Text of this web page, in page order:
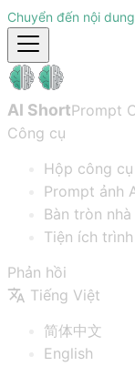
Chuyển đến nội
AI ShortPrompt
Công cụ
Hộp công cụ
Prompt ảnh
Bàn tròn
Tiện ích
Phản hồi
Tiếng Việt
简体中文
English